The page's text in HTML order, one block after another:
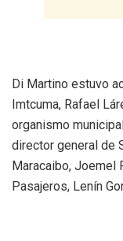
Di Martino estuvo
Imtcuma, Rafael
organismo
director general de
Maracaibo, Joemel
Pasajeros, Lenín